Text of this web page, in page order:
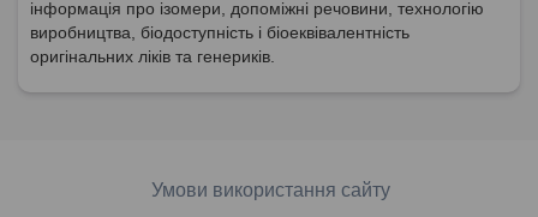
інформація про ізомери, допоміжні речовини, технологію
виробництва, біодоступність і біоеквівалентність
оригінальних ліків та генериків.
Умови використання сайту